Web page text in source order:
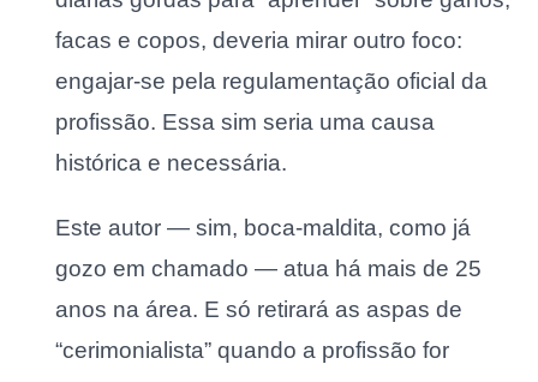
facas e copos, deveria mirar outro foco:
engajar-se pela regulamentação oficial da
profissão. Essa sim seria uma causa
histórica e necessária.
Este autor — sim, boca-maldita, como já
gozo em chamado — atua há mais de 25
anos na área. E só retirará as aspas de
“cerimonialista” quando a profissão for